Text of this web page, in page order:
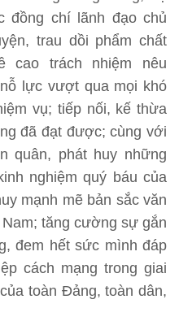
đồng chí lãnh đạo chủ
trau dồi phẩm chất
cao trách nhiệm nêu
lực vượt qua mọi khó
vụ; tiếp nối, kế thừa
đã đạt được; cùng với
quân, phát huy những
nghiệm quý báu của
mạnh mẽ bản sắc văn
tăng cường sự gắn
đem hết sức mình đáp
cách mạng trong giai
toàn Đảng, toàn dân,